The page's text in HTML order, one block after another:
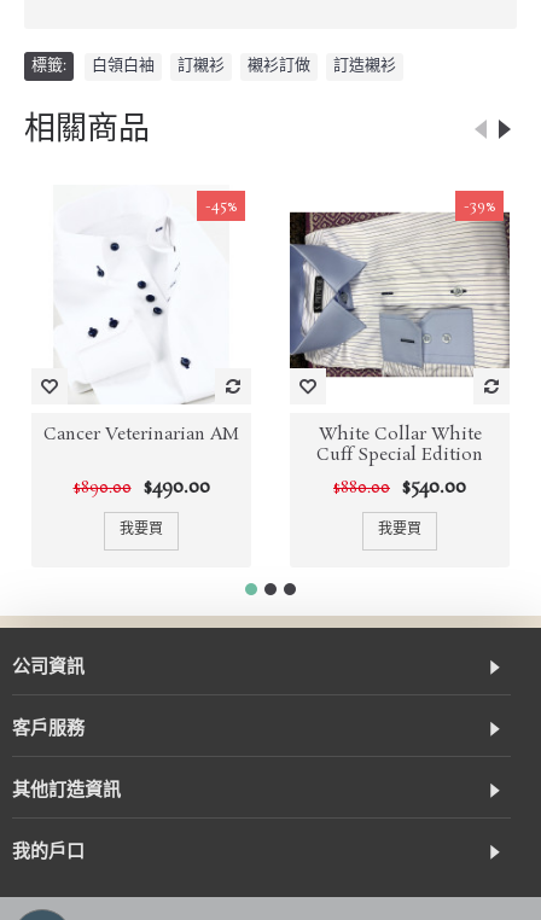
標籤: 白領白袖 訂襯衫 襯衫訂做 訂造襯衫
相關商品
-45%
Cancer Veterinarian AM
$890.00 $490.00
我要買
-39%
White Collar White
Cuff Special Edition
$880.00 $540.00
我要買
公司資訊
客戶服務
其他訂造資訊
我的戶口